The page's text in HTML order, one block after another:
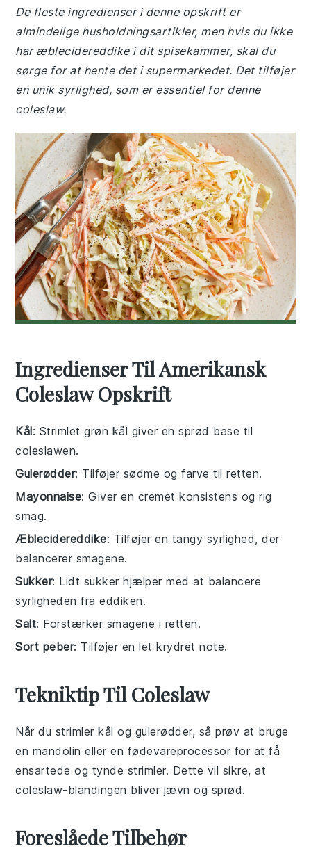
De fleste ingredienser i denne opskrift er
almindelige husholdningsartikler, men hvis du ikke
har æblecidereddike i dit spisekammer, skal du
sørge for at hente det i supermarkedet. Det tilføjer
en unik syrlighed, som er essentiel for denne
coleslaw.
Ingredienser Til Amerikansk
Coleslaw Opskrift
Kål: Strimlet grøn kål giver en sprød base til
coleslawen.
Gulerødder: Tilføjer sødme og farve til retten.
Mayonnaise: Giver en cremet konsistens og rig
smag.
Æblecidereddike: Tilføjer en tangy syrlighed, der
balancerer smagene.
Sukker: Lidt sukker hjælper med at balancere
syrligheden fra eddiken.
Salt: Forstærker smagene i retten.
Sort peber: Tilføjer en let krydret note.
Tekniktip Til Coleslaw
Når du strimlerkål og gulerødder, så prøv at bruge
en mandolin eller en fødevareprocessor for at få
ensartede og tynde strimler. Dette vil sikre, at
coleslaw-blandingen bliver jævn og sprød.
Foreslåede Tilbehør